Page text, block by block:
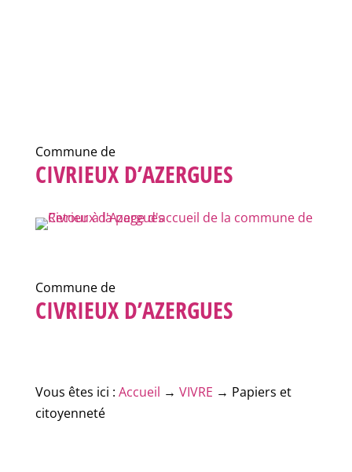
Commune de
CIVRIEUX D’AZERGUES
Commune de
CIVRIEUX D’AZERGUES
Vous êtes ici : Accueil → VIVRE → Papiers et
citoyenneté